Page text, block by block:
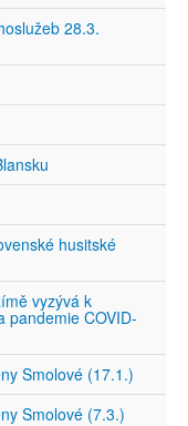
28.3.
husitské
vyzývá k
pandemie COVID-
Smolové (17.1.)
Smolové (7.3.)